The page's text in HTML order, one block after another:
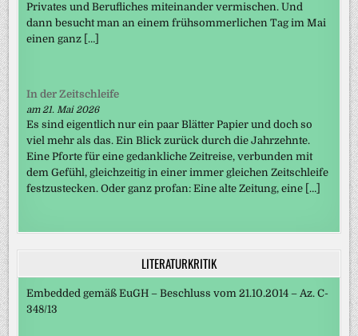
Privates und Berufliches miteinander vermischen. Und
dann besucht man an einem frühsommerlichen Tag im Mai
einen ganz […]
In der Zeitschleife
am 21. Mai 2026
Es sind eigentlich nur ein paar Blätter Papier und doch so
viel mehr als das. Ein Blick zurück durch die Jahrzehnte.
Eine Pforte für eine gedankliche Zeitreise, verbunden mit
dem Gefühl, gleichzeitig in einer immer gleichen Zeitschleife
festzustecken. Oder ganz profan: Eine alte Zeitung, eine […]
LITERATURKRITIK
Embedded gemäß EuGH – Beschluss vom 21.10.2014 – Az. C-
348/13